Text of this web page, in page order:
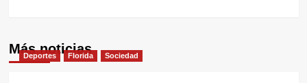
Más noticias
Deportes Florida Sociedad